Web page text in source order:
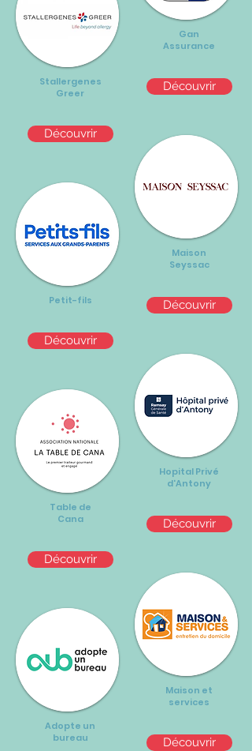
Stallergenes
Greer
Découvrir
Petit-fils
Découvrir
Table de
Cana
Découvrir
Adopte un
bureau
Gan
Assurance
Découvrir
Maison
Seyssac
Découvrir
Hopital Privé
d'Antony
Découvrir
Maison et
services
Découvrir